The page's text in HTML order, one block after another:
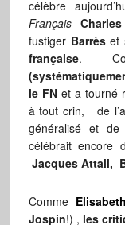
célèbre
Français
fustiger Barrèset
française.
le FNet a tourné
à tout crin, de
généralisé et de
célébrait
Jacques Attali,
Comme
Jospin!) , les